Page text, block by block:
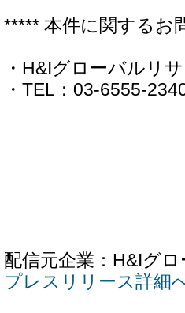
***** 本件に関するお
・H&Iグローバルリ
・TEL：03-6555-
配信元企業：H&Iグ
プレスリリース詳細